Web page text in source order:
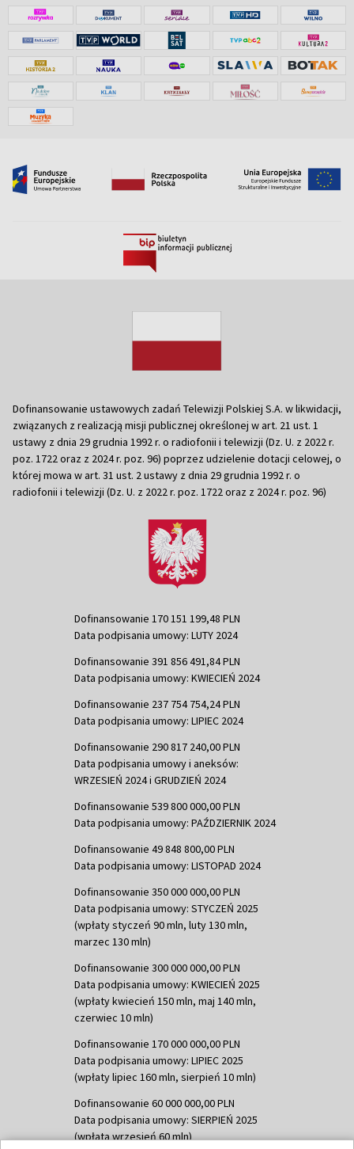
Dofinansowanie ustawowych zadań Telewizji Polskiej S.A. w likwidacji,
związanych z realizacją misji publicznej określonej w art. 21 ust. 1
ustawy z dnia 29 grudnia 1992 r. o radiofonii i telewizji (Dz. U. z 2022 r.
poz. 1722 oraz z 2024 r. poz. 96) poprzez udzielenie dotacji celowej, o
której mowa w art. 31 ust. 2 ustawy z dnia 29 grudnia 1992 r. o
radiofonii i telewizji (Dz. U. z 2022 r. poz. 1722 oraz z 2024 r. poz. 96)
Dofinansowanie 170 151 199,48 PLN
Data podpisania umowy: LUTY 2024
Dofinansowanie 391 856 491,84 PLN
Data podpisania umowy: KWIECIEŃ 2024
Dofinansowanie 237 754 754,24 PLN
Data podpisania umowy: LIPIEC 2024
Dofinansowanie 290 817 240,00 PLN
Data podpisania umowy i aneksów:
WRZESIEŃ 2024 i GRUDZIEŃ 2024
Dofinansowanie 539 800 000,00 PLN
Data podpisania umowy: PAŹDZIERNIK 2024
Dofinansowanie 49 848 800,00 PLN
Data podpisania umowy: LISTOPAD 2024
Dofinansowanie 350 000 000,00 PLN
Data podpisania umowy: STYCZEŃ 2025
(wpłaty styczeń 90 mln, luty 130 mln,
marzec 130 mln)
Dofinansowanie 300 000 000,00 PLN
Data podpisania umowy: KWIECIEŃ 2025
(wpłaty kwiecień 150 mln, maj 140 mln,
czerwiec 10 mln)
Dofinansowanie 170 000 000,00 PLN
Data podpisania umowy: LIPIEC 2025
(wpłaty lipiec 160 mln, sierpień 10 mln)
Dofinansowanie 60 000 000,00 PLN
Data podpisania umowy: SIERPIEŃ 2025
(wpłata wrzesień 60 mln)